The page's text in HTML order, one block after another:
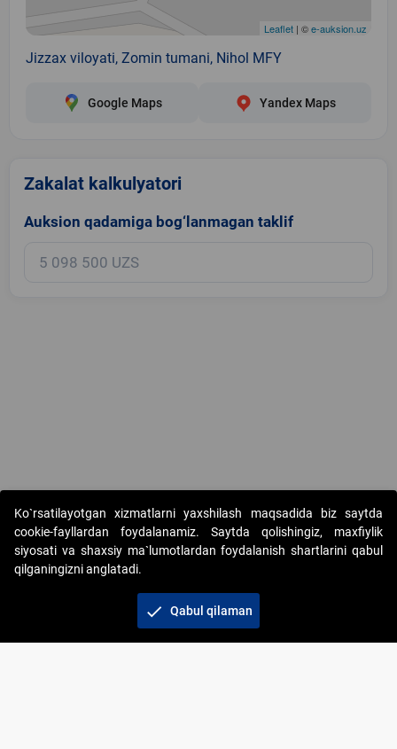
Leaflet | ©e-auksion.uz
Jizzax viloyati, Zomin tumani, Nihol MFY
Google Maps Yandex Maps
Zakalat kalkulyatori
Auksion qadamiga bog‘lanmagan taklif
Copyright © 2017-2026. "Elektron onlayn-auksionlarni tashkil etish"
AJ. Barcha huquqlar himoyalangan
+998 71 202-21-11
Ko`rsatilayotgan xizmatlarni yaxshilash maqsadida biz saytda
cookie-fayllardan foydalanamiz. Saytda qolishingiz, maxfiylik
siyosati va shaxsiy ma`lumotlardan foydalanish shartlarini qabul
qilganingizni anglatadi.
check Qabul qilaman